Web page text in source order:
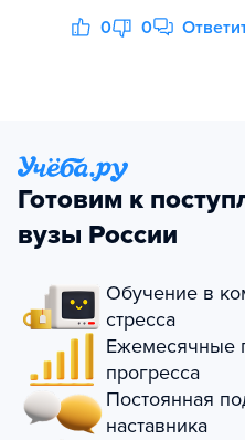
0 0
Готовим к
вузы России
Обучение в
стресса
Ежемесячные
прогресса
Постоянная
наставника